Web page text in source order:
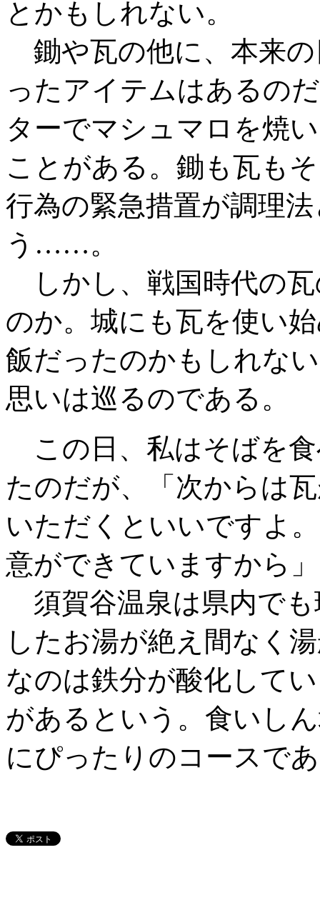
とかもしれない。
鋤や瓦の他に、本来
ったアイテムはあるの
ターでマシュマロを焼
ことがある。鋤も瓦も
行為の緊急措置が調理
う……。
しかし、戦国時代の
のか。城にも瓦を使い
飯だったのかもしれな
思いは巡るのである。
この日、私はそばを
たのだが、「次からは
いただくといいですよ
意ができていますから
須賀谷温泉は県内で
したお湯が絶え間なく
なのは鉄分が酸化して
があるという。食いし
にぴったりのコースで